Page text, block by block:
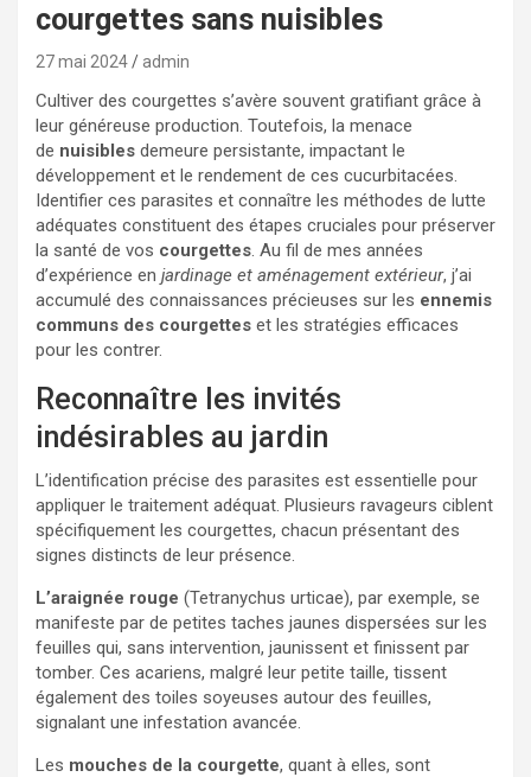
courgettes sans nuisibles
27 mai 2024 admin
Cultiver des courgettes s’avère souvent gratifiant grâce à
leur généreuse production. Toutefois, la menace
de nuisibles demeure persistante, impactant le
développement et le rendement de ces cucurbitacées.
Identifier ces parasites et connaître les méthodes de lutte
adéquates constituent des étapes cruciales pour préserver
la santé de vos courgettes. Au fil de mes années
d’expérience en jardinage et aménagement extérieur, j’ai
accumulé des connaissances précieuses sur les ennemis
communs des courgettes et les stratégies efficaces
pour les contrer.
Reconnaître les invités
indésirables au jardin
L’identification précise des parasites est essentielle pour
appliquer le traitement adéquat. Plusieurs ravageurs ciblent
spécifiquement les courgettes, chacun présentant des
signes distincts de leur présence.
L’araignée rouge (Tetranychus urticae), par exemple, se
manifeste par de petites taches jaunes dispersées sur les
feuilles qui, sans intervention, jaunissent et finissent par
tomber. Ces acariens, malgré leur petite taille, tissent
également des toiles soyeuses autour des feuilles,
signalant une infestation avancée.
Les mouches de la courgette, quant à elles, sont